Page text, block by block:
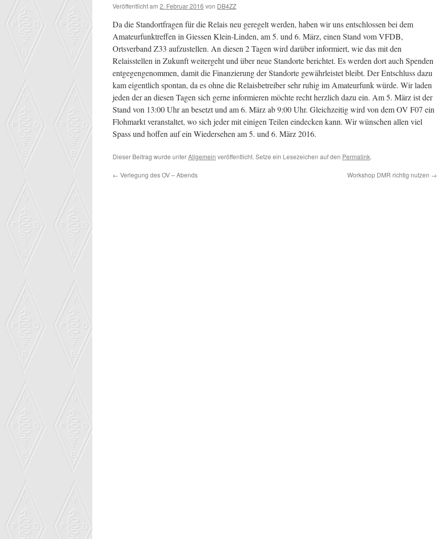
Veröffentlicht am 2. Februar 2016 von DB4ZZ
Da die Standortfragen für die Relais neu geregelt werden, haben wir uns entschlossen bei dem
Amateurfunktreffen in Giessen Klein-Linden, am 5. und 6. März, einen Stand vom VFDB,
Ortsverband Z33 aufzustellen. An diesen 2 Tagen wird darüber informiert, wie das mit den
Relaisstellen in Zukunft weitergeht und über neue Standorte berichtet. Es werden dort auch Spenden
entgegengenommen, damit die Finanzierung der Standorte gewährleistet bleibt. Der Entschluss dazu
kam eigentlich spontan, da es ohne die Relaisbetreiber sehr ruhig im Amateurfunk würde. Wir laden
jeden der an diesen Tagen sich gerne informieren möchte recht herzlich dazu ein. Am 5. März ist der
Stand von 13:00 Uhr an besetzt und am 6. März ab 9:00 Uhr. Gleichzeitig wird von dem OV F07 ein
Flohmarkt veranstaltet, wo sich jeder mit einigen Teilen eindecken kann. Wir wünschen allen viel
Spass und hoffen auf ein Wiedersehen am 5. und 6. März 2016.
Dieser Beitrag wurde unterAllgemein veröffentlicht. Setze ein Lesezeichen auf den Permalink.
← Verlegung des OV – Abends Workshop DMR richtig nutzen →